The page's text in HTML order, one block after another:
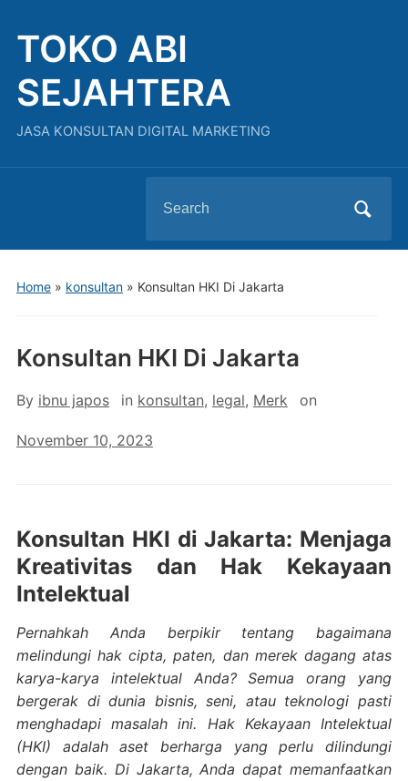
TOKO ABI
SEJAHTERA
JASA KONSULTAN DIGITAL MARKETING
for:
Home» konsultan» Konsultan HKI Di Jakarta
Konsultan HKI Di Jakarta
By ibnu japos in konsultan, legal, Merk on
November 10, 2023
Konsultan HKI di Jakarta: Menjaga
Kreativitas dan Hak Kekayaan
Intelektual
Pernahkah Anda berpikir tentang bagaimana
melindungi hak cipta, paten, dan merek dagang atas
karya-karya intelektual Anda? Semua orang yang
bergerak di dunia bisnis, seni, atau teknologi pasti
menghadapi masalah ini. Hak Kekayaan Intelektual
(HKI) adalah aset berharga yang perlu dilindungi
dengan baik. Di Jakarta, Anda dapat memanfaatkan